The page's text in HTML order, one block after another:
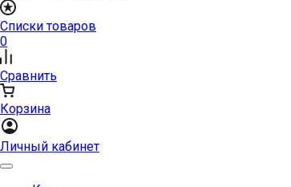
Списки товаров
0
Сравнить
Корзина
Личный кабинет